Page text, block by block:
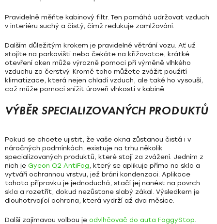
Pravidelně měňte kabinový filtr. Ten pomáhá udržovat vzduch
v interiéru suchý a čistý, čímž redukuje zamlžování.
Dalším důležitým krokem je pravidelné větrání vozu. Ať už
stojíte na parkovišti nebo čekáte na křižovatce, krátké
otevření oken může výrazně pomoci při výměně vlhkého
vzduchu za čerstvý. Kromě toho můžete zvážit použití
klimatizace, která nejen chladí vzduch, ale také ho vysouší,
což může pomoci snížit úroveň vlhkosti v kabině.
VÝBĚR SPECIALIZOVANÝCH PRODUKTŮ
Pokud se chcete ujistit, že vaše okna zůstanou čistá i v
náročných podmínkách, existuje na trhu několik
specializovaných produktů, které stojí za zvážení. Jedním z
nich je Gyeon Q2 AntiFog , který se aplikuje přímo na sklo a
vytváří ochrannou vrstvu, jež brání kondenzaci. Aplikace
tohoto přípravku je jednoduchá, stačí jej nanést na povrch
skla a rozetřít, dokud nezůstane slabý zákal. Výsledkem je
dlouhotrvající ochrana , která vydrží až dva měsíce.
Další zajímavou volbou je odvlhčovač do auta FoggyStop